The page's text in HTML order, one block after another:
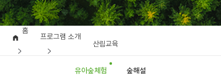
홈
프로그램 소개
산림교육
유아숲체험 숲해설